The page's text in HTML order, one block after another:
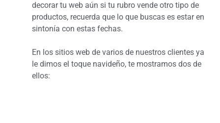
decorar tu web aún si tu rubro vende otro tipo de
productos, recuerda que lo que buscas es estar en
sintonía con estas fechas.
En los sitios web de varios de nuestros clientes ya
le dimos el toque navideño, te mostramos dos de
ellos: